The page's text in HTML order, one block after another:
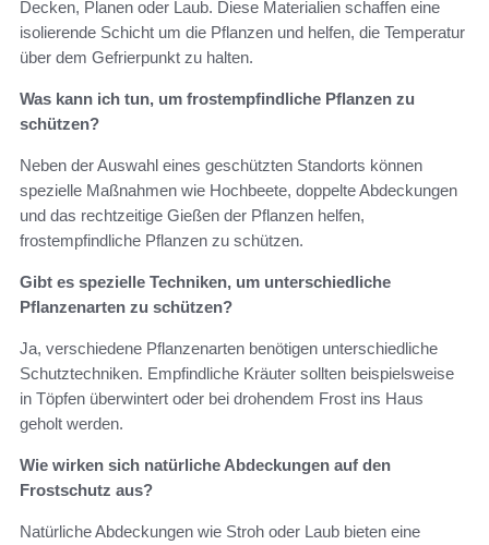
Decken, Planen oder Laub. Diese Materialien schaffen eine
isolierende Schicht um die Pflanzen und helfen, die Temperatur
über dem Gefrierpunkt zu halten.
Was kann ich tun, um frostempfindliche Pflanzen zu
schützen?
Neben der Auswahl eines geschützten Standorts können
spezielle Maßnahmen wie Hochbeete, doppelte Abdeckungen
und das rechtzeitige Gießen der Pflanzen helfen,
frostempfindliche Pflanzen zu schützen.
Gibt es spezielle Techniken, um unterschiedliche
Pflanzenarten zu schützen?
Ja, verschiedene Pflanzenarten benötigen unterschiedliche
Schutztechniken. Empfindliche Kräuter sollten beispielsweise
in Töpfen überwintert oder bei drohendem Frost ins Haus
geholt werden.
Wie wirken sich natürliche Abdeckungen auf den
Frostschutz aus?
Natürliche Abdeckungen wie Stroh oder Laub bieten eine